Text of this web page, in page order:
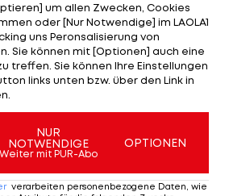
nicht so gefordert worden",
"natürlich hat
vorne starke Einzelspieler,
reingedrückt worden sind,
Fall. Was wir in der
gemacht haben, war die
Konter zu unterbinden. Ich
ein bisschen
dass das nicht so ungefährlich
um allen Zwecken, Cookies
oder [Nur Notwendige] im LAOLA1
uns Peronsalisierung von
Sie können mit [Optionen] auch eine
treffen. Sie können Ihre Einstellungen
links unten bzw. über den Link in
NUR
NOTWENDIGE
Weiter mit PUR-Abo
OPTIONEN
verarbeiten personenbezogene Daten, wie